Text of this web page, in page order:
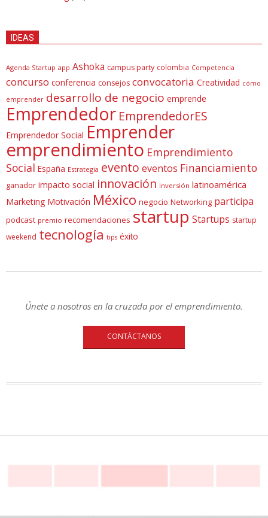
IDEAS
Agenda Startup app Ashoka campus party colombia Competencia
concurso conferencia consejos convocatoria Creatividad cómo
emprender desarrollo de negocio emprende
Emprendedor EmprendedorES
Emprendedor Social Emprender
emprendimiento Emprendimiento
Social España Estrategia evento eventos Financiamiento
ganador impacto social innovación inversión latinoamérica
Marketing Motivación México negocio Networking participa
podcast premio recomendaciones startup Startups startup
weekend tecnología tips éxito
Únete a nosotros en la cruzada por el emprendimiento.
CONTÁCTANOS